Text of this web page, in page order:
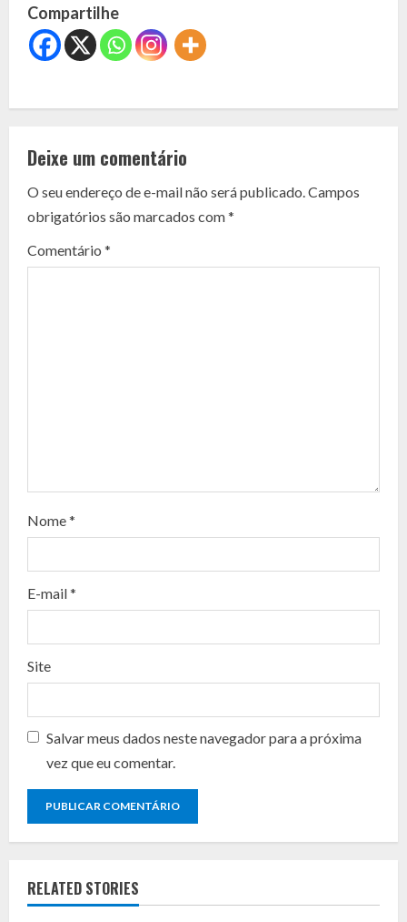
Compartilhe
C
n
t
i
a
d
n
g
Deixe um comentário
O seu endereço de e-mail não será publicado.Campos
obrigatórios são marcados com*
Comentário *
Nome*
E-mail*
Site
Salvar meus dados neste navegador para a próxima
vez que eu comentar.
RELATED STORIES